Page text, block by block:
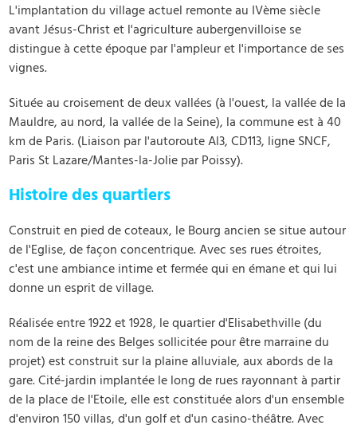
L'implantation du village actuel remonte au IVème siècle
avant Jésus-Christ et l'agriculture aubergenvilloise se
distingue à cette époque par l'ampleur et l'importance de ses
vignes.
Située au croisement de deux vallées (à l'ouest, la vallée de la
Mauldre, au nord, la vallée de la Seine), la commune est à 40
km de Paris. (Liaison par l'autoroute Al3, CD113, ligne SNCF,
Paris St Lazare/Mantes-la-Jolie par Poissy).
Histoire des quartiers
Construit en pied de coteaux, le Bourg ancien se situe autour
de l'Eglise, de façon concentrique. Avec ses rues étroites,
c'est une ambiance intime et fermée qui en émane et qui lui
donne un esprit de village.
Réalisée entre 1922 et 1928, le quartier d'Elisabethville (du
nom de la reine des Belges sollicitée pour être marraine du
projet) est construit sur la plaine alluviale, aux abords de la
gare. Cité-jardin implantée le long de rues rayonnant à partir
de la place de l'Etoile, elle est constituée alors d'un ensemble
d'environ 150 villas, d'un golf et d'un casino-théâtre. Avec